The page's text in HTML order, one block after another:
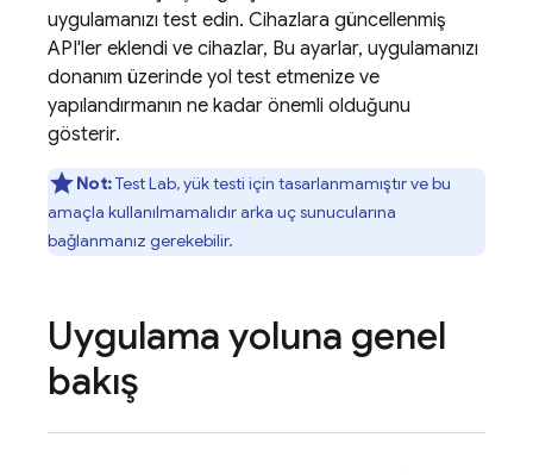
uygulamanızı test edin. Cihazlara güncellenmiş
API'ler eklendi ve cihazlar, Bu ayarlar, uygulamanızı
donanım üzerinde yol test etmenize ve
yapılandırmanın ne kadar önemli olduğunu
gösterir.
Not:Test Lab, yük testi için tasarlanmamıştır ve bu
amaçla kullanılmamalıdır arka uç sunucularına
bağlanmanız gerekebilir.
Uygulama yoluna genel
bakış